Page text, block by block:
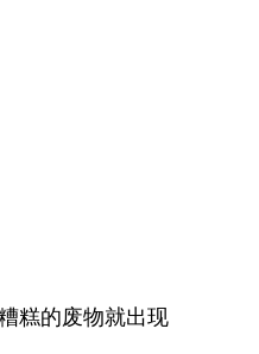
糕的废物就出现